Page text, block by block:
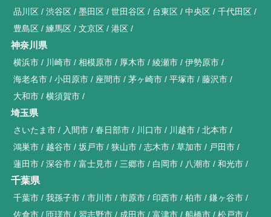
品川区
渋谷区 墨田区 世田谷区 台東区 中央区
千代田区
豊島区
練馬区 文京区 港区
神奈川県
横浜市 川崎市 相模原市 厚木市 綾瀬市
伊勢原市
海老名市
小田原市 座間市 茅ヶ崎市 平塚市
藤沢市
大和市
横須賀市
埼玉県
さいたま市 入間市 春日部市 川口市 川越市
北本市
鴻巣市
越谷市 坂戸市 狭山市 志木市 草加市
戸田市
蓮田市
深谷市 富士見市 三郷市 白岡市 八潮市 和光市
千葉県
千葉市 我孫子市 市川市 市原市 印西市 柏市
鎌ヶ谷市
佐倉市
匝瑳市 習志野市 成田市 富津市 船橋市 松戸市